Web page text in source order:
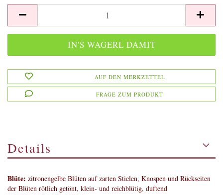
AUF DEN MERKZETTEL
FRAGE ZUM PRODUKT
Details
Blüte: zitronengelbe Blüten auf zarten Stielen, Knospen und Rückseiten
der Blüten rötlich getönt, klein- und reichblütig, duftend